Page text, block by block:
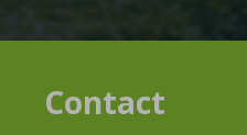
Contact